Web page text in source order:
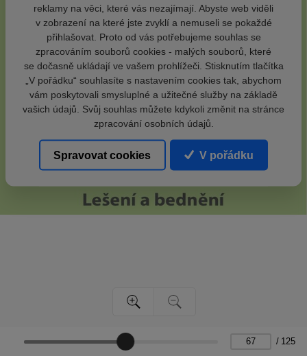
/ 125
reklamy na věci, které vás nezajímají. Abyste web viděli
v zobrazení na které jste zvyklí a nemuseli se pokaždé
přihlašovat. Proto od vás potřebujeme souhlas se
zpracováním souborů cookies - malých souborů, které
se dočasně ukládají ve vašem prohlížeči. Stisknutím tlačítka
„V pořádku“ souhlasíte s nastavením cookies tak, abychom
vám poskytovali smysluplné a užitečné služby na základě
vašich údajů. Svůj souhlas můžete kdykoli změnit na stránce
zpracování osobních údajů.
Spravovat cookies V pořádku